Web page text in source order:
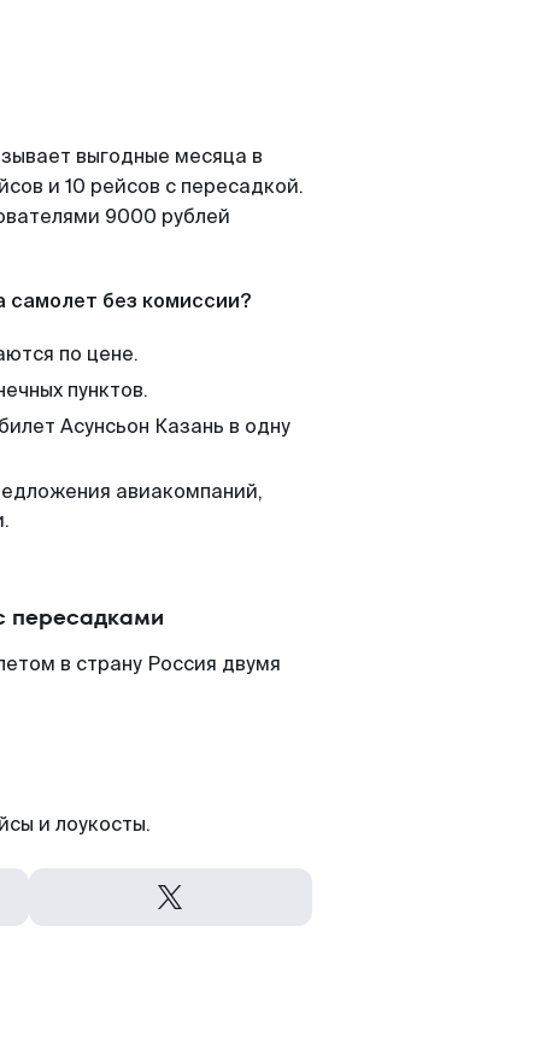
выгодные месяца в
и 10 рейсов с пересадкой.
9000 рублей
самолет без комиссии?
по цене.
пунктов.
Асунсьон Казань в одну
авиакомпаний,
пересадками
в страну Россия двумя
и лоукосты.